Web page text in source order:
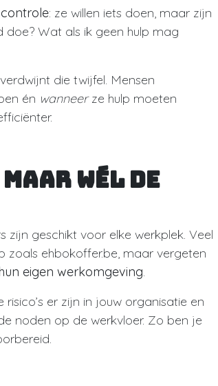
: ze willen iets doen, maar zijn
Wat als ik geen hulp mag
verdwijnt die twijfel. Mensen
én wanneerze hulp moeten
maar wél de
zijn geschikt voor elke werkplek. Veel
zoals ehbokoffer.be, maar vergeten
eigen werkomgeving.
risico’s er zijn in jouw organisatie en
noden op de werkvloer. Zo ben je